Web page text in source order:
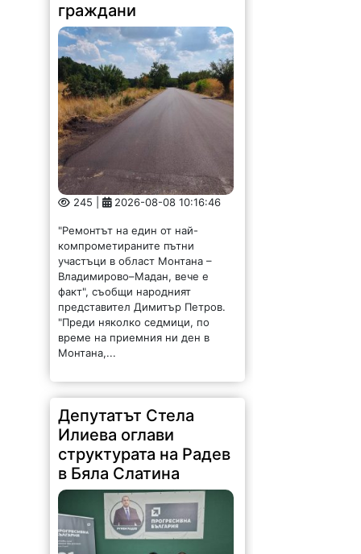
граждани
245 | 2026-08-08 10:16:46
"Ремонтът на един от най-
компрометираните пътни
участъци в област Монтана –
Владимирово–Мадан, вече е
факт", съобщи народният
представител Димитър Петров.
"Преди няколко седмици, по
време на приемния ни ден в
Монтана,...
Депутатът Стела
Илиева оглави
структурата на Радев
в Бяла Слатина